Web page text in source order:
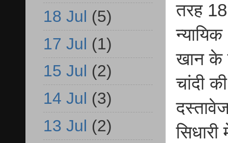
तरह
खान के
चांदी
18 Jul (5)
17 Jul (1)
15 Jul (2)
14 Jul (3)
13 Jul (2)